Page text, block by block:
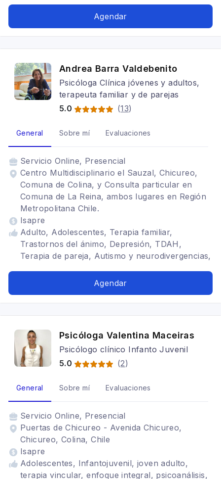
Agendar
Andrea Barra Valdebenito
Psicóloga Clínica jóvenes y adultos,
terapeuta familiar y de parejas
5.0
(13)
General Sobre mí Evaluaciones
Servicio Online, Presencial
Centro Multidisciplinario el Sauzal, Chicureo,
Comuna de Colina, y Consulta particular en
Comuna de La Reina, ambos lugares en Región
Metropolitana Chile.
Isapre
Adulto, Adolescentes, Terapia familiar,
Trastornos del ánimo, Depresión, TDAH,
Terapia de pareja, Autismo y neurodivergencias,
Agendar
Psicóloga Valentina Maceiras
Psicólogo clínico Infanto Juvenil
5.0
(2)
General Sobre mí Evaluaciones
Servicio Online, Presencial
Puertas de Chicureo - Avenida Chicureo,
Chicureo, Colina, Chile
Isapre
Adolescentes, Infantojuvenil, joven adulto,
terapia vincular, enfoque integral, psicoanálisis,